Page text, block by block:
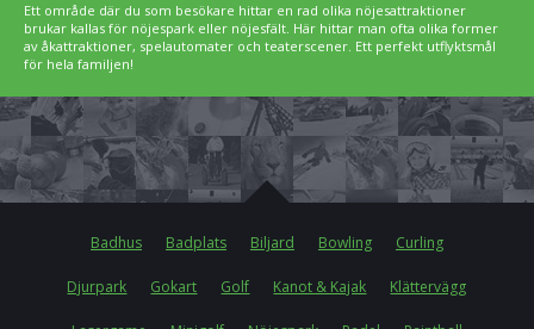
Ett område där du som besökare hittar en rad olika nöjesattraktioner
brukar kallas för nöjespark eller nöjesfält. Här hittar man ofta olika former
av åkattraktioner, spelautomater och teaterscener. Ett perfekt utflyktsmål
för hela familjen!
Badhus Badplats Biljard Bowling Curling
Djurpark Gokart Golf Kanot & Kajak Klättervägg